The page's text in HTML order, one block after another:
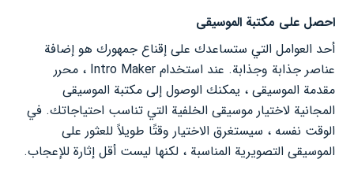
احصل على مكتبة الموسيقى
أحد العوامل التي ستساعدك على إقناع جمهورك هو إضافة
عناصر جذابة وجذابة. عند استخدام Intro Maker ، محرر
مقدمة الموسيقى ، يمكنك الوصول إلى مكتبة الموسيقى
المجانية لاختيار موسيقى الخلفية التي تناسب احتياجاتك. في
الوقت نفسه ، سيستغرق الاختيار وقتًا طويلاً للعثور على
الموسيقى التصويرية المناسبة ، لكنها ليست أقل إثارة للإعجاب.